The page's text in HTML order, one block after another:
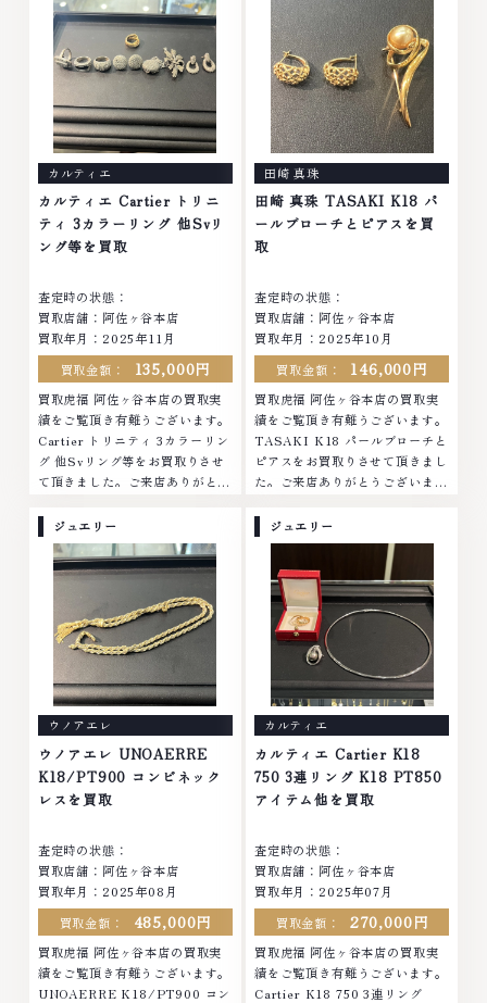
さいなかでも金・プラチナ等のア
クセサリー・貴金属・宝石・ダイ
ヤモンド・ジュエリーや ブラン
ド品・時計等は特に自信を持っ
て、高額査定を実現しておりま
す。 古くて使わなくなってしま
ったアクセサリー、動かなくなっ
てしまった腕時計、多くのお品物
の高価買取りを実現しており、他
店ではお値段の付かなかったお品
物でも、一点一点丁寧に無料で査
定します。お気軽にご連絡くださ
い。TEL: 0120-959-764営業
無休
りのことなら、お任せくださいな
かでも金・プラチナ等のアクセサ
リー・貴金属・宝石・ダイヤモン
ド・ジュエリーや ブランド品・
時計等は特に自信を持って、高額
査定を実現しております。 古く
て使わなくなってしまったアクセ
サリー、動かなくなってしまった
腕時計、多くのお品物の高価買取
りを実現しており、他店ではお値
段の付かなかったお品物でも、一
点一点丁寧に無料で査定します。
お気軽にご連絡ください。TEL:
～19:00定休日: 年中無休
カルティエ
カルティエ Cartier トリニ
ティ 3カラーリング 他Svリ
ング等を買取
査定時の状態：
買取店舗：阿佐ヶ谷本店
買取年月：2025年11月
買取金額：
135,000円
買取虎福 阿佐ヶ谷本店の買取実
績をご覧頂き有難うございます。
Cartier トリニティ 3カラーリン
グ 他Svリング等をお買取りさせ
て頂きました。ご来店ありがとう
へ挑戦金 プラチナ ダイヤモンド
ブランド品 ブランド衣類 お酒買
取りのことなら、お任せください
サリー・貴金属・宝石・ダイヤモ
ンド・ジュエリーや ブランド
品・時計等は特に自信を持って、
高額査定を実現しております。
古くて使わなくなってしまったア
クセサリー、動かなくなってしま
った腕時計、多くのお品物の高価
買取りを実現しており、他店では
お値段の付かなかったお品物で
も、一点一点丁寧に無料で査定し
ます。お気軽にご連絡ください。
10:00～19:00定休日: 年中無休
田崎 真珠
田崎 真珠 TASAKI K18 パ
ールブローチとピアスを買
取
査定時の状態：
買取店舗：阿佐ヶ谷本店
買取年月：2025年10月
買取金額：
146,000円
買取虎福 阿佐ヶ谷本店の買取実
績をご覧頂き有難うございます。
TASAKI K18 パールブローチと
ピアスをお買取りさせて頂きまし
た。ご来店ありがとうございまし
ラチナ ダイヤモンド ブランド品
ブランド衣類 お酒買取りのこと
なら、お任せくださいなかでも
金・プラチナ等のアクセサリー・
貴金属・宝石・ダイヤモンド・ジ
ュエリーや ブランド品・時計等
は特に自信を持って、高額査定を
実現しております。 古くて使わ
なくなってしまったアクセサリ
ー、動かなくなってしまった腕時
計、多くのお品物の高価買取りを
実現しており、他店ではお値段の
付かなかったお品物でも、一点一
点丁寧に無料で査定します。お気
軽にご連絡ください。TEL:
～19:00定休日: 年中無休
ジュエリー
ウノアエレ
ウノアエレ UNOAERRE
K18/PT900 コンビネック
レスを買取
査定時の状態：
買取店舗：阿佐ヶ谷本店
買取年月：2025年08月
買取金額：
485,000円
買取虎福 阿佐ヶ谷本店の買取実
績をご覧頂き有難うございます。
UNOAERRE K18/PT900 コン
ジュエリー
カルティエ
カルティエ Cartier K18
750 3連リング K18 PT850
アイテム他を買取
査定時の状態：
買取店舗：阿佐ヶ谷本店
買取年月：2025年07月
買取金額：
270,000円
買取虎福 阿佐ヶ谷本店の買取実
績をご覧頂き有難うございます。
Cartier K18 750 3連リング